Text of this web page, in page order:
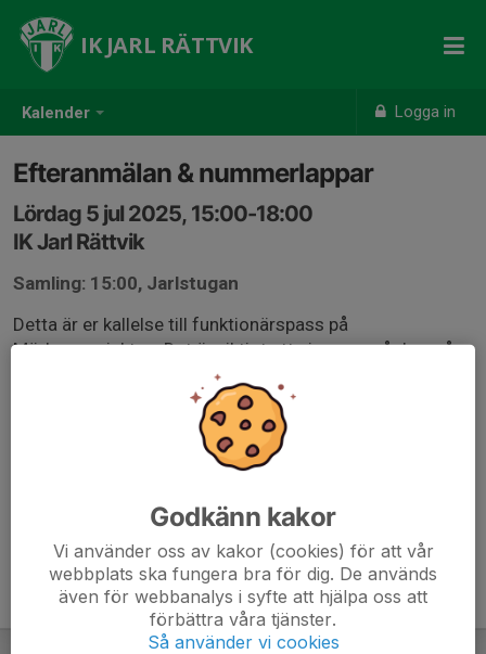
Kalender Logga in
IK JARL RÄTTVIK
Efteranmälan & nummerlappar
Lördag 5 jul 2025, 15:00-18:00
IK Jarl Rättvik
Samling: 15:00, Jarlstugan
Detta är er kallelse till funktionärspass på
Mörksuggejakten. Det är viktigt att ni svarar på den, så
Har ni frågor, kontakta Marit (0739-858 939) eller
Josefin (073-039 08 29).
Godkänn kakor
Vi använder oss av kakor (cookies) för att vår
webbplats ska fungera bra för dig. De används
även för webbanalys i syfte att hjälpa oss att
förbättra våra tjänster.
Så använder vi cookies